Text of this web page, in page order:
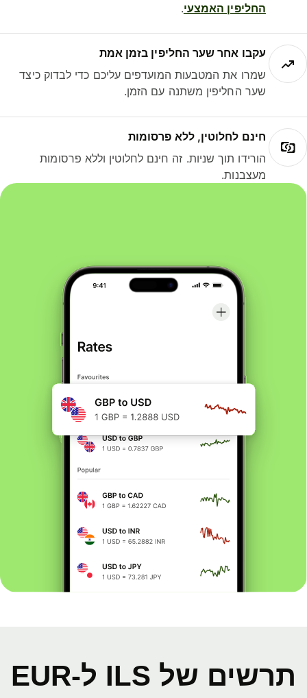
החליפין האמצעי.
עקבו אחר שער החליפין בזמן אמת
שמרו את המטבעות המועדפים עליכם כדי לבדוק כיצד
שער החליפין משתנה עם הזמן.
חינם לחלוטין, ללא פרסומות
הורידו תוך שניות. זה חינם לחלוטין וללא פרסומות
מעצבנות.
תרשים של ILS ל-EUR